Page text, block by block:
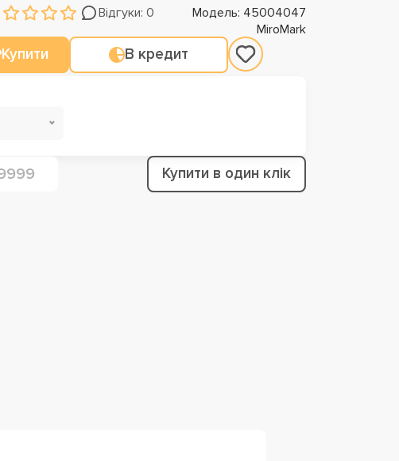
Відгуки: 0 Модель: 45004047
MiroMark
Купити В кредит
Купити в один клік